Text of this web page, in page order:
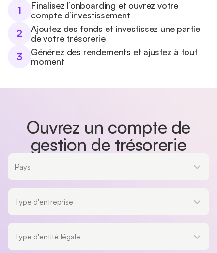
1
Finalisez l’onboarding et ouvrez votre
compte d’investissement
2
Ajoutez des fonds et investissez une partie
de votre trésorerie
3
Générez des rendements et ajustez à tout
moment
Ouvrez un compte de
gestion de trésorerie
Pays
Type d'entreprise
Type d'entité légale